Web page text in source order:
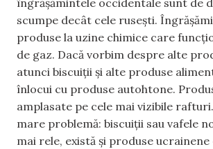
îngrășămintele occidentale sunt de
scumpe decât cele rusești.
produse la uzine chimice care
de gaz. Dacă vorbim despre alte
atunci biscuiții și alte produse
înlocui cu produse autohtone.
amplasate pe cele mai vizibile
mare problemă: biscuiții sau vafele
mai rele, există și produse